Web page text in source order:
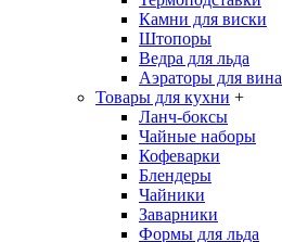
Камни для виски
Штопоры
Ведра для льда
Аэраторы для вина
Товары для кухни +
Ланч-боксы
Чайные наборы
Кофеварки
Блендеры
Чайники
Заварники
Формы для льда